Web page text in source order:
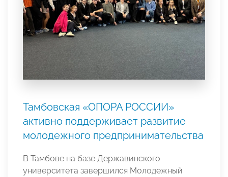
Тамбовская «ОПОРА РОССИИ»
активно поддерживает развитие
молодежного предпринимательства
В Тамбове на базе Державинского
университета завершился Молодежный